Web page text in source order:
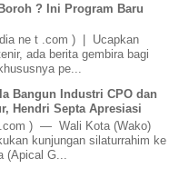
? Ini Program Baru
ne t .com ) | Ucapkan
ada berita gembira bagi
pe...
Bangun Industri CPO dan
Hendri Septa Apresiasi
) — Wali Kota (Wako)
kunjungan silaturrahim ke
(Apical G...